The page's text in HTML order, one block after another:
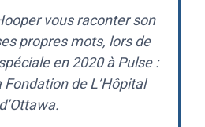
vous raconter son
propres mots, lors de
en 2020 à Pulse :
de L’Hôpital
d’Ottawa.